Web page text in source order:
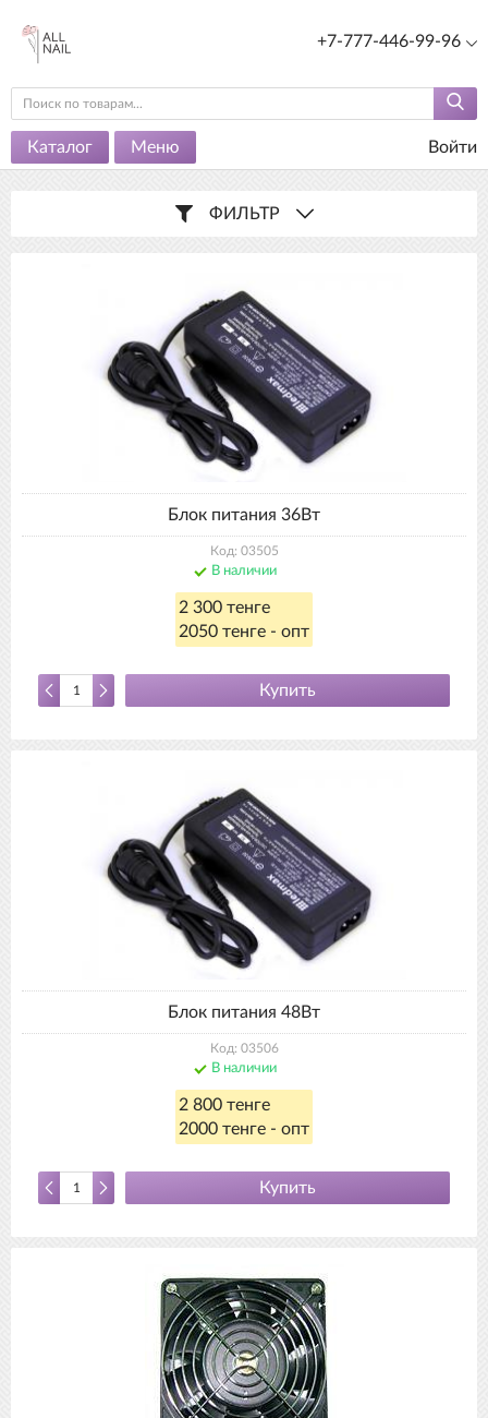
+7-777-446-99-96
Каталог Меню Войти
ФИЛЬТР
Блок питания 36Вт
Код: 03505
В наличии
2 300 тенге
2050 тенге - опт
Купить
Блок питания 48Вт
Код: 03506
В наличии
2 800 тенге
2000 тенге - опт
Купить